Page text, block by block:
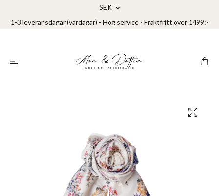
SEK
1-3 leveransdagar (vardagar) - Hög service - Fraktfritt över 1499:-